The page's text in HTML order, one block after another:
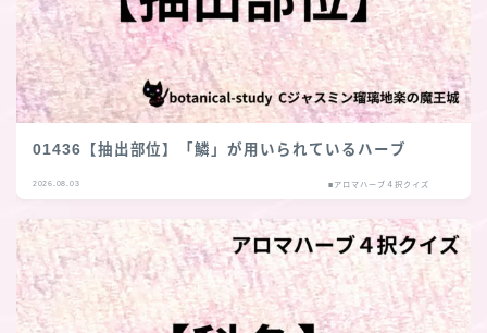
01436【抽出部位】「鱗」が用いられているハーブ
2026.08.03 ■アロマハーブ４択クイズ